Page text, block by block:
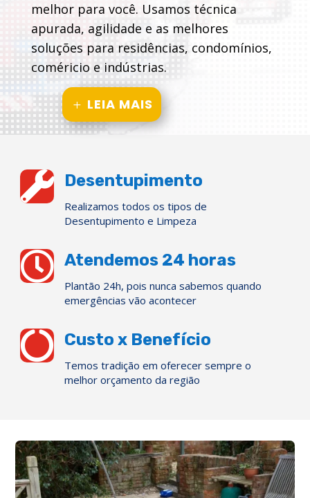
melhor para você. Usamos técnica
apurada, agilidade e as melhores
soluções para residências, condomínios,
coméricio e indústrias.
LEIA MAIS
 Desentupimento
Realizamos todos os tipos de
Desentupimento e Limpeza
 Atendemos 24 horas
Plantão 24h, pois nunca sabemos quando
emergências vão acontecer
 Custo x Benefício
Temos tradição em oferecer sempre o
melhor orçamento da região